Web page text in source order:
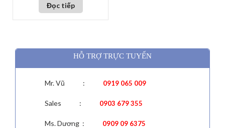
Đọc tiếp
HỖ TRỢ TRỰC TUYẾN
Mr. Vũ : 0919 065 009
Sales : 0903 679 355
Ms. Dương : 0909 09 6375